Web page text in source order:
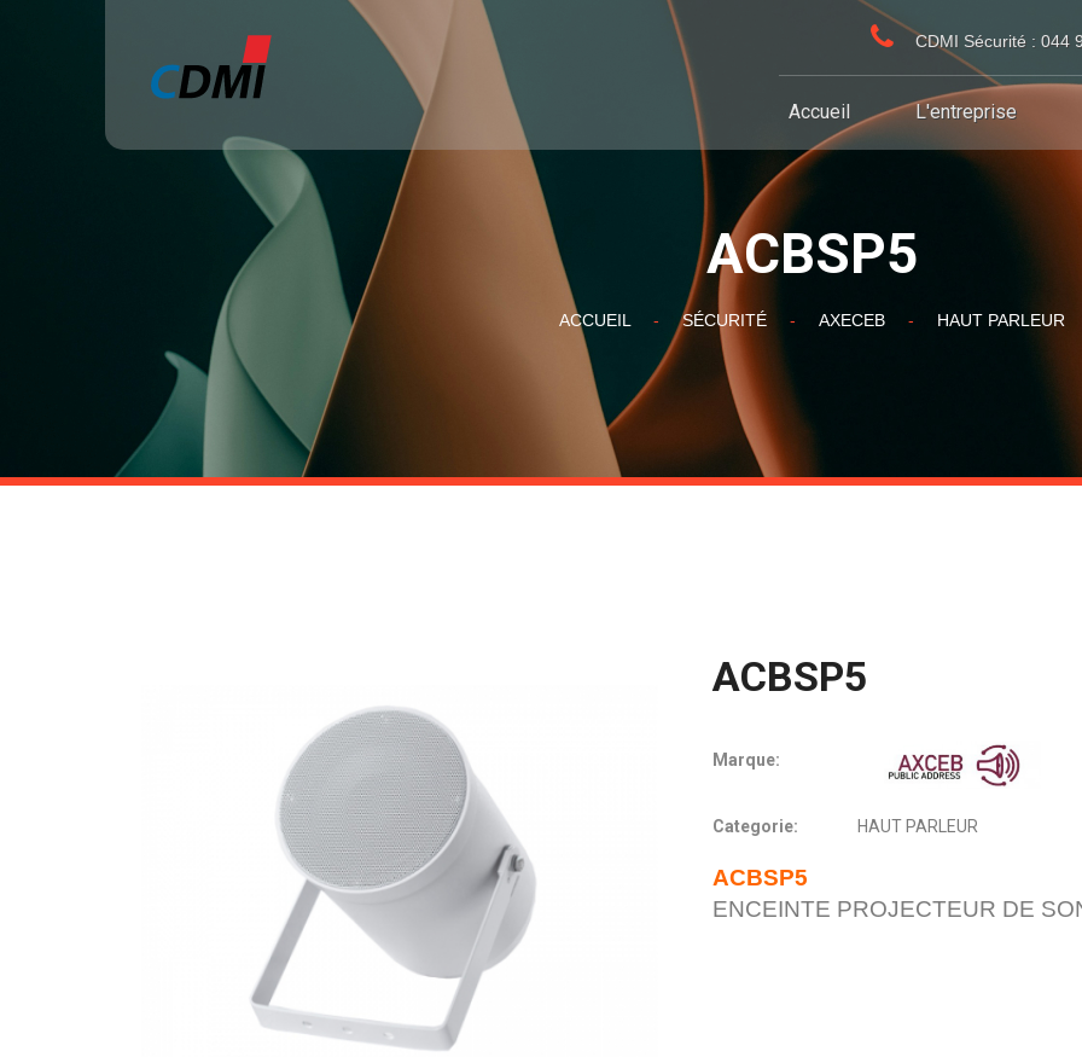
CDMI Sécurité : 044
Accueil L'entreprise
ACBSP5
ACCUEIL - SÉCURITÉ - AXECEB - HAUT PARLEUR
ACBSP5
Marque:
Categorie: HAUT PARLEUR
ACBSP5
ENCEINTE PROJECTEUR DE